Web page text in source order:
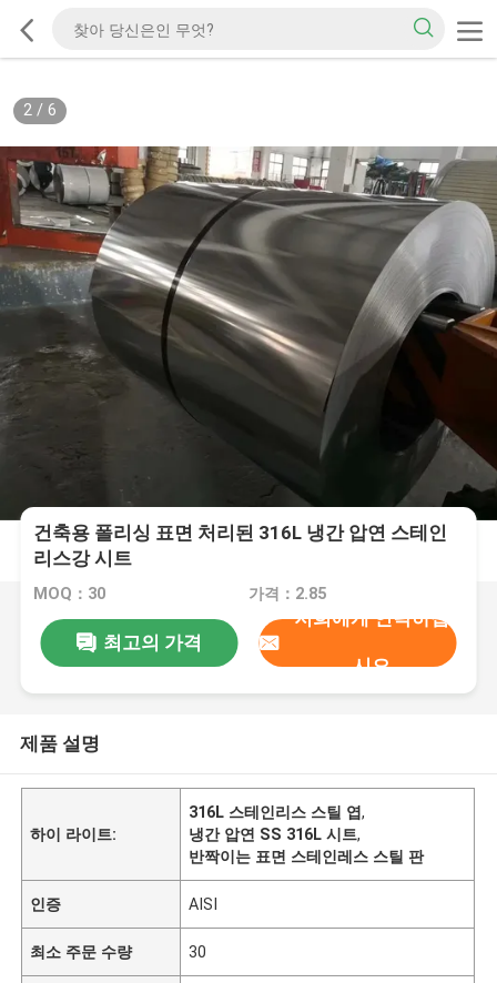
2/ 6
건축용 폴리싱 표면 처리된 316L 냉간 압연 스테인
리스강 시트
MOQ：30 가격：2.85
최고의 가격
저희에게 연락하십
시오
제품 설명
하이 라이트:
316L 스테인리스 스틸 엽,
냉간 압연 SS 316L 시트,
반짝이는 표면 스테인레스 스틸 판
인증 AISI
최소 주문 수량 30